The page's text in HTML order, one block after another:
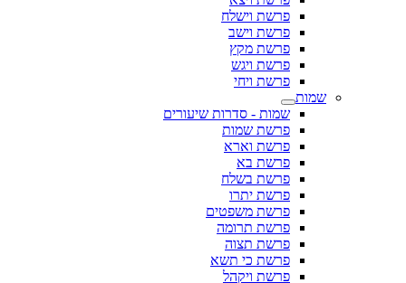
פרשת וישלח
פרשת וישב
פרשת מקץ
פרשת ויגש
פרשת ויחי
שמות
שמות - סדרות שיעורים
פרשת שמות
פרשת וארא
פרשת בא
פרשת בשלח
פרשת יתרו
פרשת משפטים
פרשת תרומה
פרשת תצוה
פרשת כי תשא
פרשת ויקהל